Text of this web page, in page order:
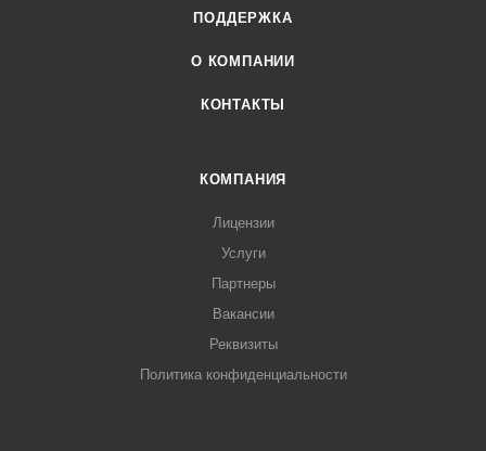
ПОДДЕРЖКА
О КОМПАНИИ
КОНТАКТЫ
КОМПАНИЯ
Лицензии
Услуги
Партнеры
Вакансии
Реквизиты
Политика конфиденциальности